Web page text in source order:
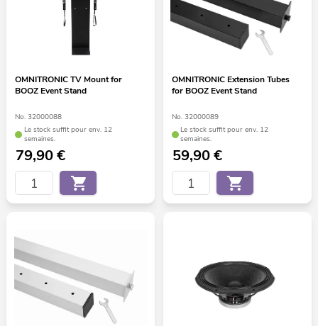
OMNITRONIC TV Mount for
BOOZ Event Stand
No. 32000088
Le stock suffit pour env. 12
semaines.
79,90€
OMNITRONIC Extension Tubes
for BOOZ Event Stand
No. 32000089
Le stock suffit pour env. 12
semaines.
59,90€